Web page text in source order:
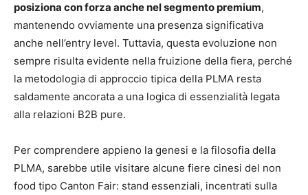
posiziona con forza anche nel segmento premium,
mantenendo ovviamente una presenza significativa
anche nell’entry level. Tuttavia, questa evoluzione non
sempre risulta evidente nella fruizione della fiera, perché
la metodologia di approccio tipica della PLMA resta
saldamente ancorata a una logica di essenzialità legata
alla relazioni B2B pure.
Per comprendere appieno la genesi e la filosofia della
PLMA, sarebbe utile visitare alcune fiere cinesi del non
food tipo Canton Fair: stand essenziali, incentrati sulla